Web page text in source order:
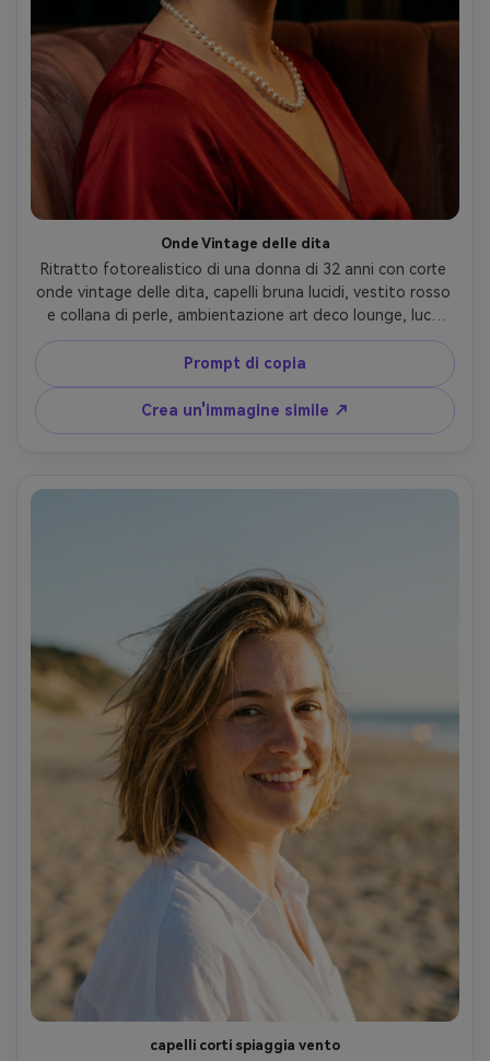
Onde Vintage delle dita
Ritratto fotorealistico di una donna di 32 anni con corte
onde vintage delle dita, capelli bruna lucidi, vestito rosso
e collana di perle, ambientazione art deco lounge, luce
chiave calda con scultura ombra morbida, Nikon Z9,
105mm f/2.8, composizione classica centrata, cornice
testa e spalle, umore elegante senza tempo, dettaglio
realistico del modello dei capelli, texture naturale della
pelle, alta risoluzione, ricco colore caldo gradazione-AR
Prompt di copia
Crea un'immagine simile ↗
capelli corti spiaggia vento